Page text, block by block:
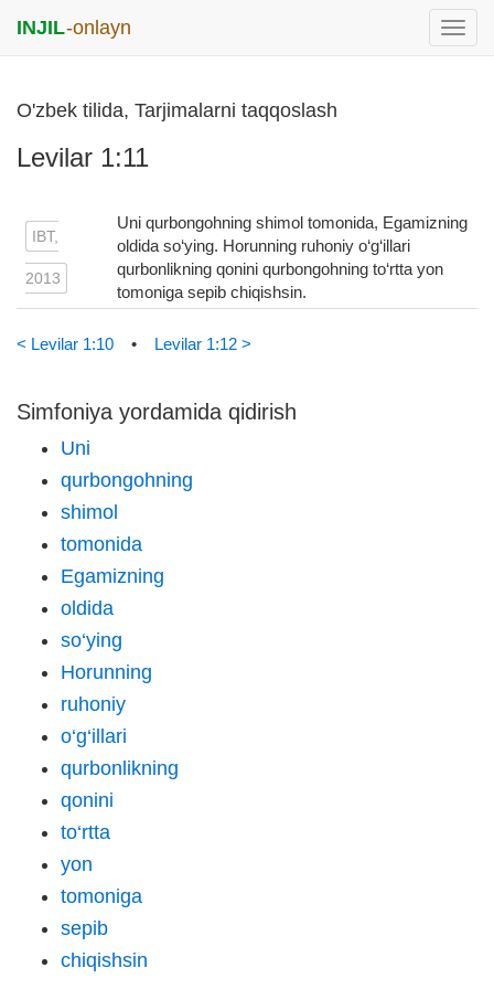
меню
INJIL-onlayn
O'zbek tilida, Tarjimalarni taqqoslash
Levilar 1:11
IBT,
2013
Uni qurbongohning shimol tomonida, Egamizning
oldida so‘ying. Horunning ruhoniy o‘g‘illari
qurbonlikning qonini qurbongohning to‘rtta yon
tomoniga sepib chiqishsin.
< Levilar 1:10 • Levilar 1:12 >
Simfoniya yordamida qidirish
Uni
qurbongohning
shimol
tomonida
Egamizning
oldida
so‘ying
Horunning
ruhoniy
o‘g‘illari
qurbonlikning
qonini
to‘rtta
yon
tomoniga
sepib
chiqishsin